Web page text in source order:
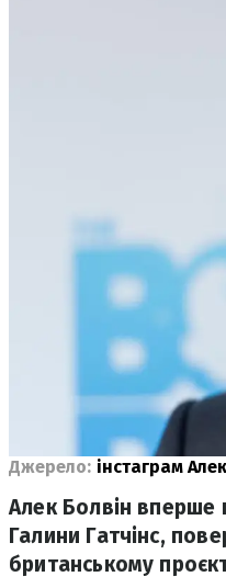
Джерело: інстаграм
Алек Болвін вперше
Галини Гатчінс,
британському